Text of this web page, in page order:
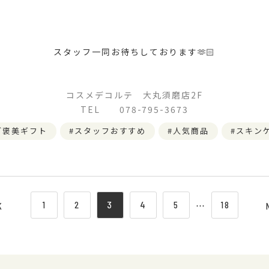
スタッフ一同お待ちしております🫶🏻
コスメデコルテ 大丸須磨店2F
TEL 078-795-3673
褒美ギフト スタッフおすすめ 人気商品 スキン
1 2 3 4 5 ⋯ 18